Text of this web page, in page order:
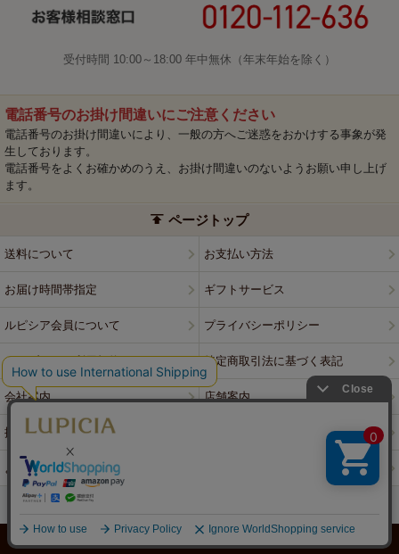
受付時間 10:00～18:00 年中無休（年末年始を除く）
電話番号のお掛け間違いにご注意ください
電話番号のお掛け間違いにより、一般の方へご迷惑をおかけする事象が発
生しております。
電話番号をよくお確かめのうえ、お掛け間違いのないようお願い申し上げ
ます。
ページトップ
送料について お支払い方法
お届け時間帯指定 ギフトサービス
ルピシア会員について プライバシーポリシー
ウェブサイト利用規約 特定商取引法に基づく表記
会社案内 店舗案内
採用情報
よくある質問